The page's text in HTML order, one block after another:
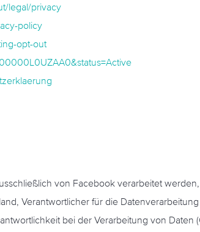
legal/privacy
policy
opt-out
von Facebook verarbeitet
Verantwortlicher für die
bei der Verarbeitung von